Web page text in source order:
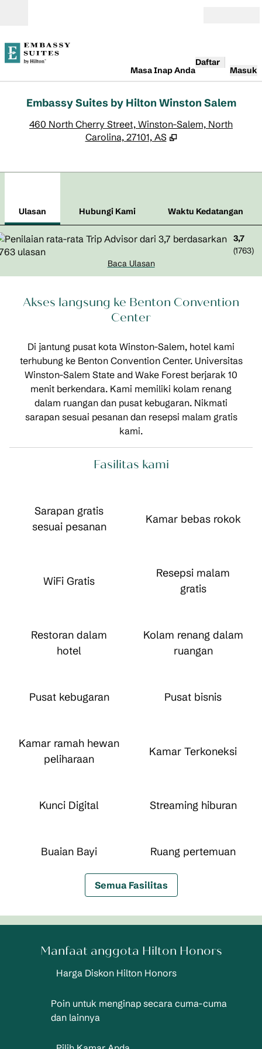
Masa Inap Anda
Daftar
Masuk
Embassy Suites by Hilton Winston Salem
460 North Cherry Street, Winston-Salem, North
Carolina, 27101, AS
Ulasan Hubungi Kami
Waktu Kedatangan
3,7
(1763)
Baca Ulasan
Akses langsung ke Benton Convention
Center
Di jantung pusat kota Winston-Salem, hotel kami
terhubung ke Benton Convention Center. Universitas
Winston-Salem State and Wake Forest berjarak 10
menit berkendara. Kami memiliki kolam renang
dalam ruangan dan pusat kebugaran. Nikmati
sarapan sesuai pesanan dan resepsi malam gratis
kami.
Fasilitas kami
Sarapan gratis
sesuai pesanan
Kamar bebas rokok
WiFi Gratis
Resepsi malam
gratis
Restoran dalam
hotel
Kolam renang dalam
ruangan
Pusat kebugaran Pusat bisnis
Kamar ramah hewan
peliharaan
Kamar Terkoneksi
Kunci Digital Streaming hiburan
Buaian Bayi Ruang pertemuan
Semua Fasilitas
Manfaat anggota Hilton Honors
Harga Diskon Hilton Honors
Poin untuk menginap secara cuma-cuma
dan lainnya